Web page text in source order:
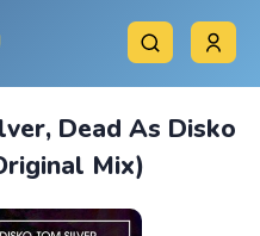
Dead As Disko
Mix)